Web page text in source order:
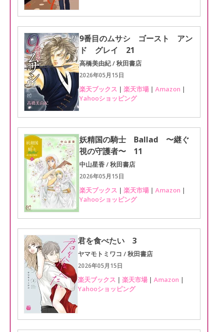
9番目のムサシ ゴースト アン
ド グレイ 21
高橋美由紀 / 秋田書店
2026年05月15日
楽天ブックス | 楽天市場 | Amazon |
Yahooショッピング
妖精国の騎士 Ballad 〜継ぐ
視の守護者〜 11
中山星香 / 秋田書店
2026年05月15日
楽天ブックス | 楽天市場 | Amazon |
Yahooショッピング
君を食べたい 3
ヤマモトミワコ / 秋田書店
2026年05月15日
楽天ブックス | 楽天市場 | Amazon |
Yahooショッピング